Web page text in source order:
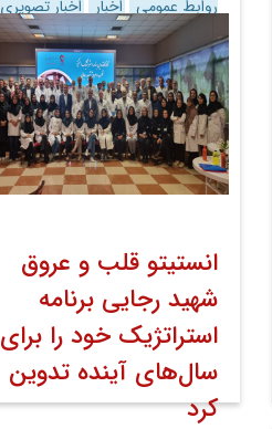
روابط عمومی اخبار اخبار تصویری
انستیتو قلب و عروق
شهید رجایی برنامه
استراتژیک خود را برای
سال‌های آینده تدوین
کرد